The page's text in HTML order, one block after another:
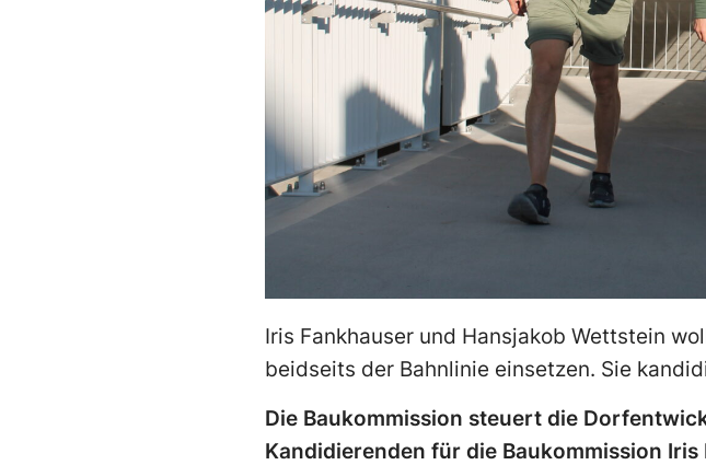
Iris Fankhauser und Hansjakob Wettstein
beidseits der Bahnlinie einsetzen. Sie
Die Baukommission steuert die
Kandidierenden für die Baukommission